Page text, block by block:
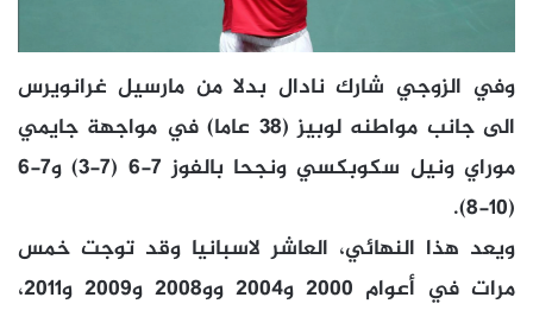
وفي الزوجي شارك نادال بدلا من مارسيل غرانويرس
الى جانب مواطنه لوبيز (38 عاما) في مواجهة جايمي
موراي ونيل سكوبكسي ونجحا بالفوز 7-6 (7-3) و7-6
(10-8).
ويعد هذا النهائي، العاشر لاسبانيا وقد توجت خمس
مرات في أعوام 2000 و2004 وو2008 و2009 و2011،